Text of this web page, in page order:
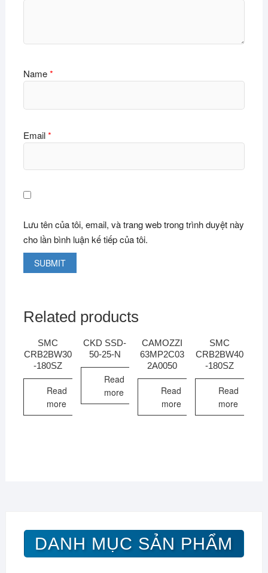
Name*
Email*
Lưu tên của tôi, email, và trang web trong trình duyệt này
cho lần bình luận kế tiếp của tôi.
Related products
SMC
CRB2BW30
-180SZ
Read
more
CKD SSD-
50-25-N
Read
more
CAMOZZI
63MP2C03
2A0050
Read
more
SMC
CRB2BW40
-180SZ
Read
more
DANH MỤC SẢN PHẨM